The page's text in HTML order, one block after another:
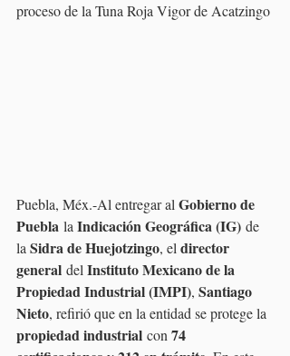
proceso de la Tuna Roja Vigor de Acatzingo
Puebla, Méx.-Al entregar al Gobierno de
Puebla la Indicación Geográfica (IG) de
la Sidra de Huejotzingo, el director
general del Instituto Mexicano de la
Propiedad Industrial (IMPI), Santiago
Nieto, refirió que en la entidad se protege la
propiedad industrial con 74